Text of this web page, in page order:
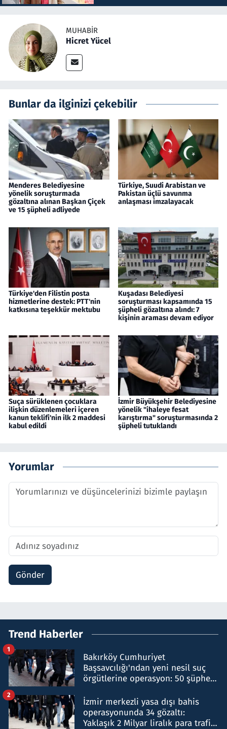
MUHABIR
Hicret Yücel
Bunlar da ilginizi çekebilir
Menderes Belediyesine
yönelik soruşturmada
gözaltına alınan Başkan Çiçek
ve 15 şüpheli adliyede
Türkiye, Suudi Arabistan ve
Pakistan üçlü savunma
anlaşması imzalayacak
Türkiye'den Filistin posta
hizmetlerine destek: PTT'nin
katkısına teşekkür mektubu
Kuşadası Belediyesi
soruşturması kapsamında 15
şüpheli gözaltına alındı: 7
kişinin araması devam ediyor
Suça sürüklenen çocuklara
ilişkin düzenlemeleri içeren
kanun teklifi'nin ilk 2 maddesi
kabul edildi
İzmir Büyükşehir Belediyesine
yönelik "ihaleye fesat
karıştırma" soruşturmasında 2
şüpheli tutuklandı
Yorumlar
Gönder
Trend Haberler
Bakırköy Cumhuriyet
Başsavcılığı'ndan yeni nesil suç
örgütlerine operasyon: 50 şüpheli
1
İzmir merkezli yasa dışı bahis
operasyonunda 34 gözaltı:
Yaklaşık 2 Milyar liralık para trafiği
2